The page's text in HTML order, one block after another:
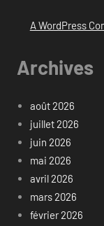
A WordPress
Archives
août 2026
juillet 2026
juin 2026
mai 2026
avril 2026
mars 2026
février 2026